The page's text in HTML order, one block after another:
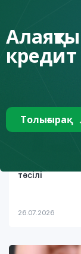
Қарызға
тәсілі
26.07.2026
Алаяқтық
кредит
Толығырақ